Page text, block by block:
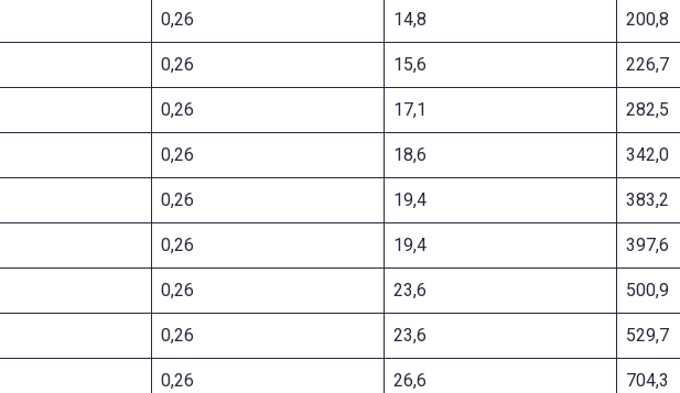
0,26 14,8 200,8
0,26 15,6 226,7
0,26 17,1 282,5
0,26 18,6 342,0
0,26 19,4 383,2
0,26 19,4 397,6
0,26 23,6 500,9
0,26 23,6 529,7
0,26 26,6 704,3